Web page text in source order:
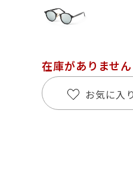
在庫がありません
お気に入り